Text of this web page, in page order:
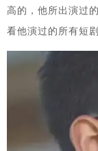
高的，他所出演过
看他演过的所有短